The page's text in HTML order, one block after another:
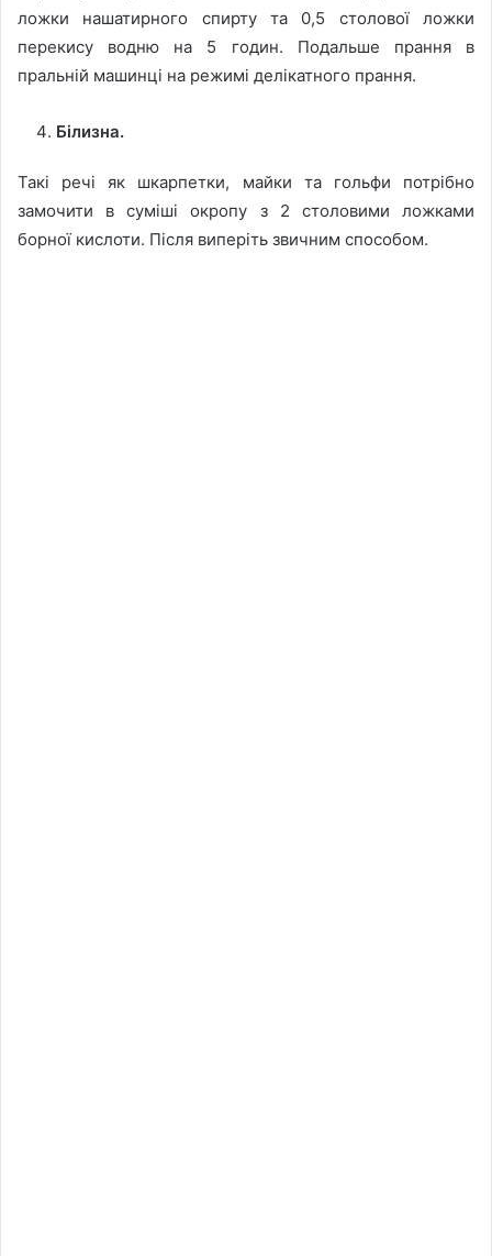
ложки нашатирного спирту та 0,5 столової ложки
перекису водню на 5 годин. Подальше прання в
пральній машинці на режимі делікатного прання.
Білизна.
Такі речі як шкарпетки, майки та гольфи потрібно
замочити в суміші окропу з 2 столовими ложками
борної кислоти. Після виперіть звичним способом.